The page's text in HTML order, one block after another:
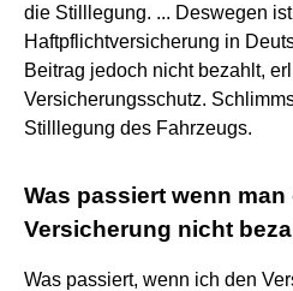
die Stilllegung. ... Deswegen
Haftpflichtversicherung in
Beitrag jedoch nicht bezahlt,
Versicherungsschutz.
Stilllegung des Fahrzeugs.
Was passiert wenn man
Versicherung nicht
Was passiert, wenn ich den